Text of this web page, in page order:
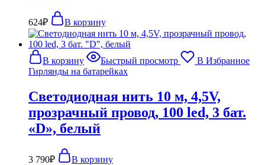
624₽ В корзину
В корзину Быстрый просмотр
В Избранное
Гирлянды на батарейках
Светодиодная нить 10 м, 4,5V,
прозрачный провод, 100 led, 3 бат.
«D», белый
3 790₽ В корзину